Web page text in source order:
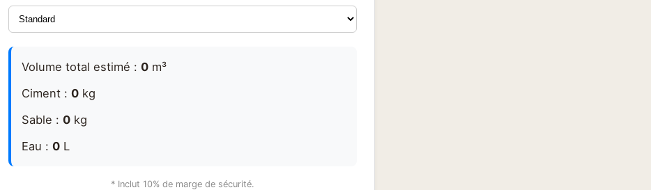
Volume total estimé : 0 m³
Ciment : 0 kg
Sable : 0 kg
Eau : 0 L
* Inclut 10% de marge de sécurité.